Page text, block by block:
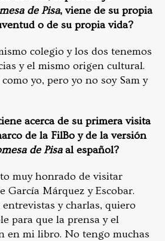
de Pisa, viene de su propia
o de su propia vida?
colegio y los dos tenemos
y el mismo origen cultural.
yo, pero yo no soy Sam y
acerca de su primera visita
de la FilBo y de la versión
de Pisaal español?
muy honrado de visitar
García Márquez y Escobar.
y charlas, quiero
para que la prensa y el
en mi libro. No tengo muchas